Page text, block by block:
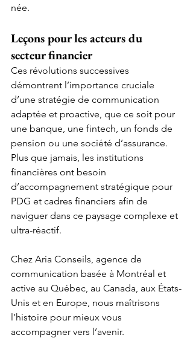
née.
Leçons pour les acteurs du
secteur financier
Ces révolutions successives
démontrent l’importance cruciale
d’une stratégie de communication
adaptée et proactive, que ce soit pour
une banque, une fintech, un fonds de
pension ou une société d’assurance.
Plus que jamais, les institutions
financières ont besoin
d’accompagnement stratégique pour
PDG et cadres financiers afin de
naviguer dans ce paysage complexe et
ultra-réactif.
Chez Aria Conseils, agence de
communication basée à Montréal et
active au Québec, au Canada, aux États-
Unis et en Europe, nous maîtrisons
l’histoire pour mieux vous
accompagner vers l’avenir.